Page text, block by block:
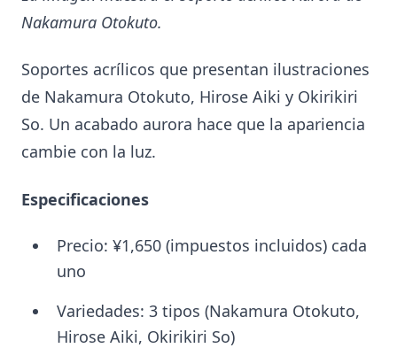
Nakamura Otokuto.
Soportes acrílicos que presentan ilustraciones
de Nakamura Otokuto, Hirose Aiki y Okirikiri
So. Un acabado aurora hace que la apariencia
cambie con la luz.
Especificaciones
Precio: ¥1,650 (impuestos incluidos) cada
uno
Variedades: 3 tipos (Nakamura Otokuto,
Hirose Aiki, Okirikiri So)